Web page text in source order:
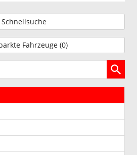
Schnellsuche
Fahrzeuge (0)